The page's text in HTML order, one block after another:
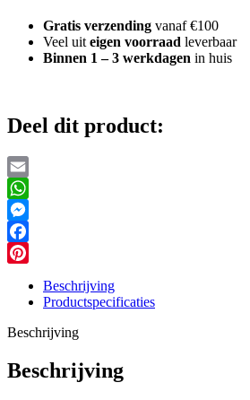
Gratis verzending vanaf €100
Veel uit eigen voorraad leverbaar
Binnen 1 – 3 werkdagen in huis
Deel dit product:
Email
WhatsApp
Messenger
Facebook
Beschrijving
Productspecificaties
Beschrijving
Beschrijving